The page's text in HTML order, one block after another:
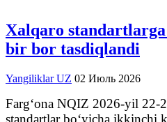
Xalqaro
bir bor tasdiqlandi
Yangiliklar UZ 02 Июль 2026
Farg‘ona NQIZ 2026-yil 22-
standartlar bo‘yicha ikkinchi